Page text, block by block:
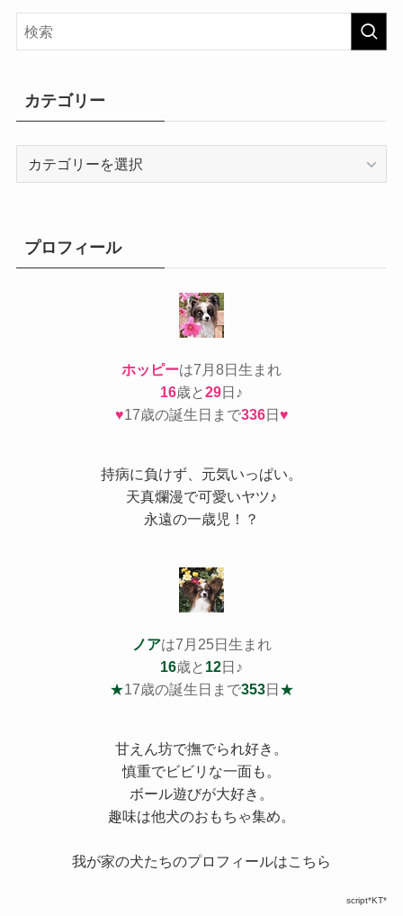
カテゴリー
ープロフィール
ホッピーは7月8日生まれ
16歳と29日♪
♥17歳の誕生日まで336日♥
持病に負けず、元気いっぱい。
天真爛漫で可愛いヤツ♪
永遠の一歳児！？
ノアは7月25日生まれ
16歳と 12日♪
★17歳の誕生日まで353日 ★
甘えん坊で撫でられ好き。
慎重でビビリな一面も。
ボール遊びが大好き。
趣味は他犬のおもちゃ集め。
我が家の犬たちのプロフィールはこちら
script*KT*